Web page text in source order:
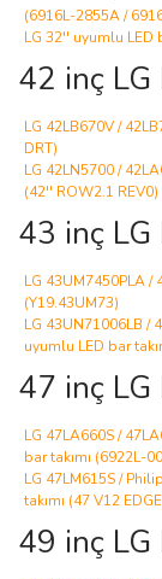
(6916L-2855A /
LG 32'' uyumlu LED
42 inç LG
LG 42LB670V /
DRT)
LG 42LN5700 /
(42'' ROW2.1 REV0)
43 inç LG
LG 43UM7450PLA /
(Y19.43UM73)
LG 43UN71006LB /
uyumlu LED bar
47 inç LG
LG 47LA660S /
bar takımı (6922L-
LG 47LM615S /
takımı (47 V12
49 inç LG